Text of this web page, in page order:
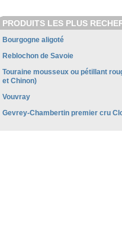
PRODUITS LES PLUS
Bourgogne aligoté
Reblochon de Savoie
Touraine mousseux ou pétillant
et Chinon)
Vouvray
Gevrey-Chambertin premier cru